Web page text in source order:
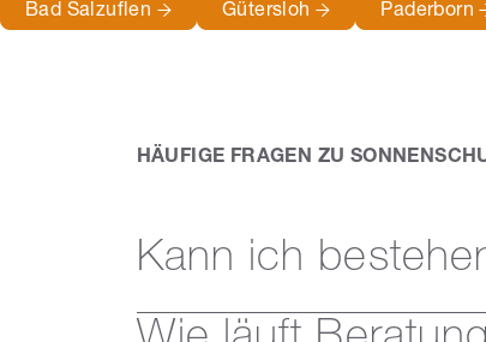
Bad Salzuflen Gütersloh Paderborn
HÄUFIGE FRAGEN ZU
Kann ich